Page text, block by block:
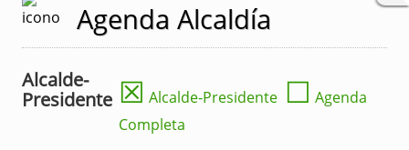
Agenda Alcaldía
Alcalde-
Presidente ☒ Alcalde-Presidente ☐ Agenda
Completa